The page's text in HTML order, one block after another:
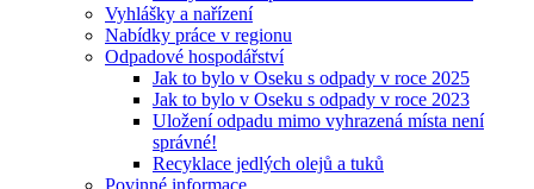
Vyhlášky a nařízení
Nabídky práce v regionu
Odpadové hospodářství
Jak to bylo v Oseku s odpady v roce 2025
Jak to bylo v Oseku s odpady v roce 2023
Uložení odpadu mimo vyhrazená místa není
správné!
Recyklace jedlých olejů a tuků
Povinné informace